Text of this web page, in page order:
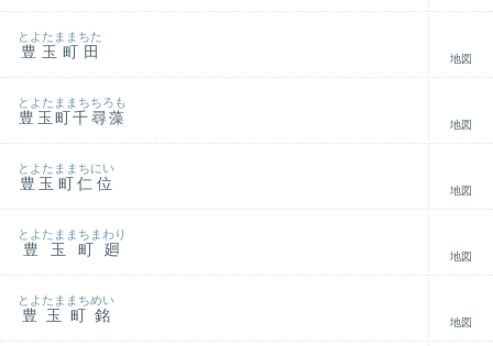
豊玉町田
とよたままちた
地図
豊玉町千尋藻
とよたままちちろも
地図
豊玉町仁位
とよたままちにい
地図
豊玉町廻
とよたままちまわり
地図
豊玉町銘
とよたままちめい
地図